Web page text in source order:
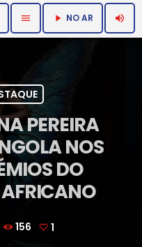
menu play_arrow NO AR volume_up
PEREIRA
NOS
DO
156 1